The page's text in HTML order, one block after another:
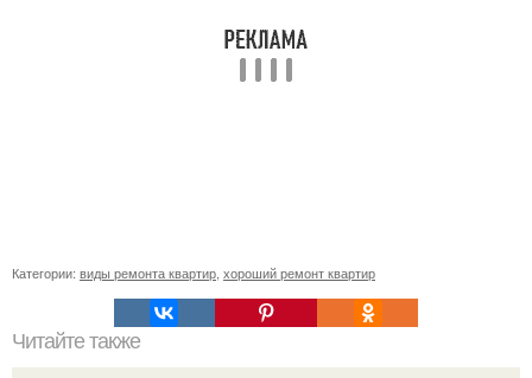
Категории: виды ремонта квартир хороший ремонт квартир
Читайте также